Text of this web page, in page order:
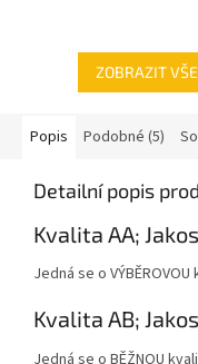
plochou do...
ZOBRAZIT
Popis Podobné (5)
Detailní popis
Kvalita AA;
Jedná se o
Kvalita AB;
Jedná se o BĚŽNOU